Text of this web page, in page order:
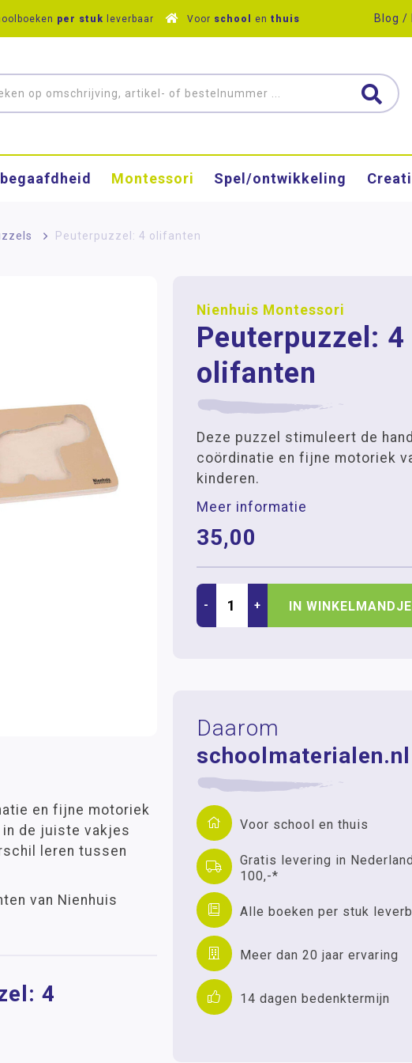
per stuk leverbaar Voor school en thuis Blog /
Montessori Spel/ontwikkeling
> Peuterpuzzel: 4 olifanten
Nienhuis Montessori
Peuterpuzzel: 4
olifanten
Deze puzzel stimuleert de
coördinatie en fijne motoriek
kinderen.
Meer informatie
35,00
- + IN WINKELMANDJE
Daarom
schoolmaterialen.nl
Voor school en thuis
Gratis levering in
100,-*
Alle boeken per stuk
Meer dan 20 jaar ervaring
14 dagen bedenktermijn
en fijne motoriek
de juiste vakjes
leren tussen
van Nienhuis
4